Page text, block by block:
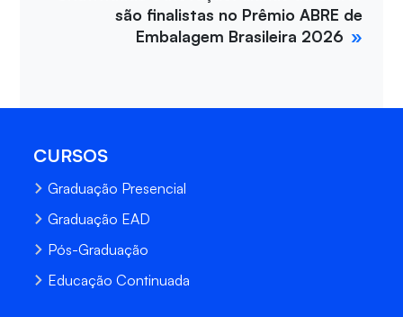
são finalistas no Prêmio ABRE de
Embalagem Brasileira 2026
CURSOS
Graduação Presencial
Graduação EAD
Pós-Graduação
Educação Continuada